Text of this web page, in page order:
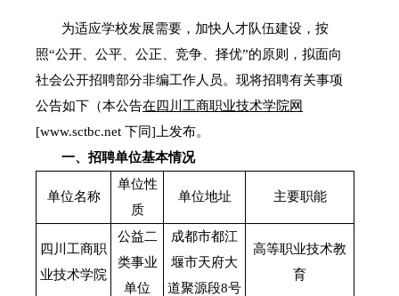
为适应学校发展需要，加快人才队伍建设，按
照“公开、公平、公正、竞争、择优”的原则，拟面向
社会公开招聘部分非编工作人员。现将招聘有关事项
公告如下（本公告在四川工商职业技术学院网
[www.sctbc.net 下同] 上发布。
一、招聘单位基本情况
单位名称
单位性
质
单位地址 主要职能
四川工商职
业技术学院
公益二
类事业
单位
成都市都江
堰市天府大
道聚源段8号
高等职业技术教
育